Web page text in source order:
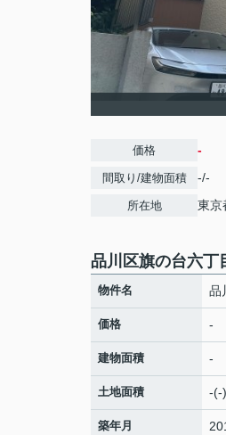
価格 -
間取り/建物面積 -/-
所在地 東京
品川区旗の台六丁
物件名 品
価格 -
建物面積 -
土地面積 -(-)
築年月